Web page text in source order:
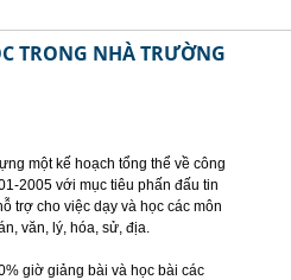
TRONG NHÀ TRƯỜNG
một kế hoạch tổng thể về công
2005 với mục tiêu phấn đấu tin
trợ cho việc dạy và học các môn
văn, lý, hóa, sử, địa.
giờ giảng bài và học bài các